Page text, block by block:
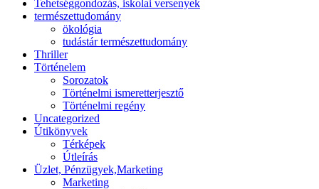
Tehetséggondozás, iskolai versenyek
természettudomány
ökológia
tudástár természettudomány
Thriller
Történelem
Sorozatok
Történelmi ismeretterjesztő
Történelmi regény
Uncategorized
Útikönyvek
Térképek
Útleírás
Üzlet, Pénzügyek,Marketing
Marketing